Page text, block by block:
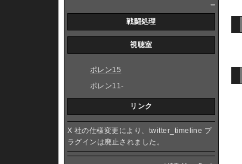
戦闘処理
視聴室
ポレン15
ポレン11-
リンク
X 社の仕様変更により、twitter_timeline プ
ラグインは廃止されました。